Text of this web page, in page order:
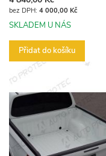
4 000,00 Kč
SKLADEM U NÁS
Přidat do košíku